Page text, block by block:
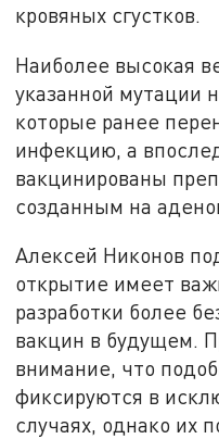
кровяных сгустков.
Наиболее высокая
указанной мутации
которые ранее
инфекцию, а
вакцинированы
созданным на
Алексей Никонов
открытие имеет
разработки более
вакцин в будущем.
внимание, что
фиксируются в
случаях, однако их